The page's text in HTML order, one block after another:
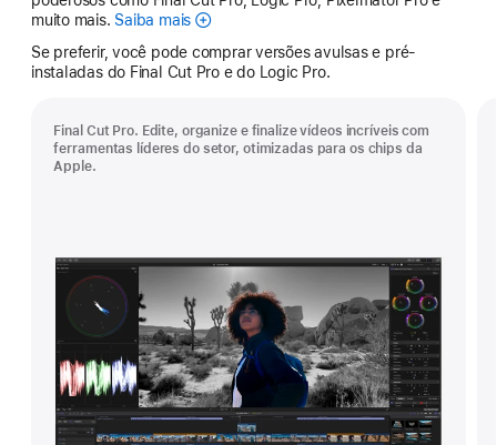
muito mais. Saiba mais Apple
Studio
Se preferir, você pode comprar versões avulsas e pré-
instaladas do Final Cut Pro e do Logic Pro.
Final Cut Pro. Edite, organize e finalize vídeos incríveis com
ferramentas líderes do setor, otimizadas para os chips da
Apple.